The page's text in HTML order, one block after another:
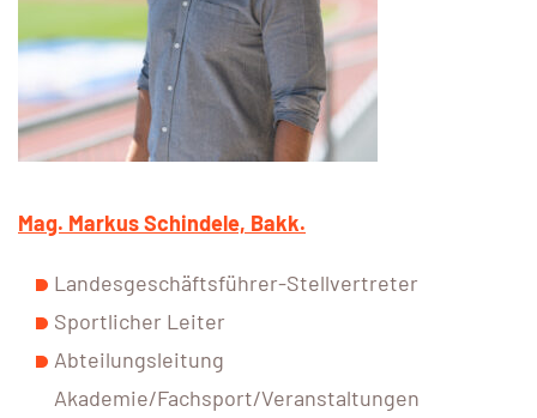
Mag. Markus Schindele, Bakk.
Landesgeschäftsführer-Stellvertreter
Sportlicher Leiter
Abteilungsleitung
Akademie/Fachsport/Veranstaltungen